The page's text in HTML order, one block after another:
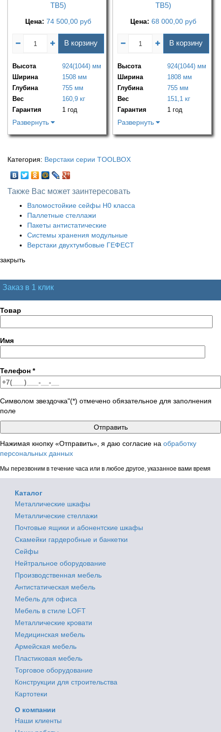
ТВ5)
Цена: 74 500,00 руб
В корзину
Высота
924(1044) мм
Ширина
1508 мм
Глубина
755 мм
Вес
160,9 кг
Гарантия
1 год
Развернуть
ТВ5)
Цена: 68 000,00 руб
В корзину
Высота
924(1044) мм
Ширина
1808 мм
Глубина
755 мм
Вес
151,1 кг
Гарантия
1 год
Развернуть
Категория: Верстаки серии TOOLBOX
Также Вас может заинтересовать
Взломостойкие сейфы H0 класса
Паллетные стеллажи
Пакеты антистатические
Системы хранения модульные
Верстаки двухтумбовые ГЕФЕСТ
закрыть
Заказ в 1 клик
Товар
Имя
Телефон *
Символом звездочка"(*) отмечено обязательное для заполнения
поле
Нажимая кнопку «Отправить», я даю согласие на обработку
персональных данных
Мы перезвоним в течение часа или в любое другое, указанное вами время
Каталог
Металлические шкафы
Металлические стеллажи
Почтовые ящики и абонентские шкафы
Скамейки гардеробные и банкетки
Сейфы
Нейтральное оборудование
Производственная мебель
Антистатическая мебель
Мебель для офиса
Мебель в стиле LOFT
Металлические кровати
Медицинская мебель
Армейская мебель
Пластиковая мебель
Торговое оборудование
Конструкции для строительства
Картотеки
О компании
Наши клиенты